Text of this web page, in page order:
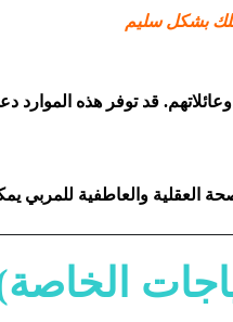
بشكل سليم
قد توفر هذه الموارد
العقلية والعاطفية